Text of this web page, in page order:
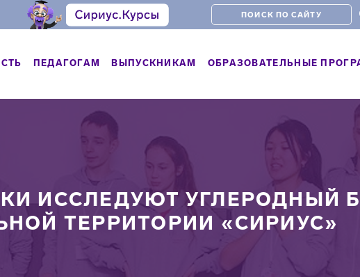
ПЕДАГОГАМ ВЫПУСКНИКАМ ОБРАЗОВАТЕЛЬНЫЕ
ИССЛЕДУЮТ УГЛЕРОДНЫЙ
ТЕРРИТОРИИ «СИРИУС»